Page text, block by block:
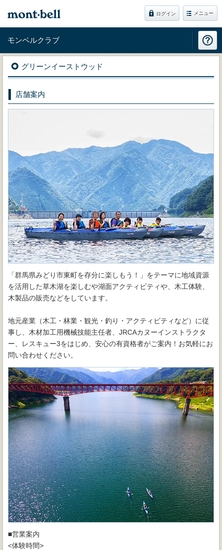
ログイン メニュー
モンベルクラブ
グリーンイーストウッド
店舗案内
「群馬県みどり市東町を存分に楽しもう！」をテーマに地域資源
を活用した草木湖を楽しむや湖面アクティビティや、木工体験、
木製品の販売などをしています。
地元産業（木工・林業・観光・釣り・アクティビティなど）に従
事し、木材加工用機械技能主任者、JRCAカヌーインストラクタ
ー、レスキュー3をはじめ、安心の有資格者がご案内！お気軽にお
問い合わせください。
■営業案内
<体験時間>